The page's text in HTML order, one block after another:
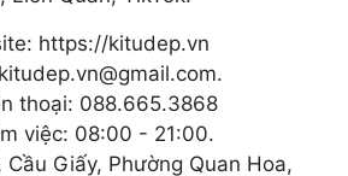
https://kitudep.vn
thoại: 088.665.3868
việc: 08:00 - 21:00.
Giấy, Phường Quan Hoa,